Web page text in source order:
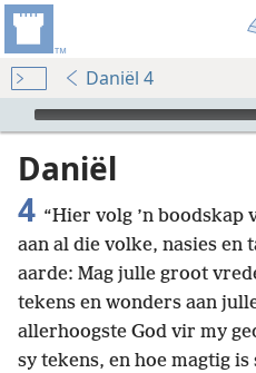
Daniël 4
Audio Player
Daniël
4 “Hier volg ’n boodskap
aan al die volke, nasies en
aarde: Mag julle groot
tekens en wonders aan
allerhoogste God vir my
sy tekens, en hoe magtig